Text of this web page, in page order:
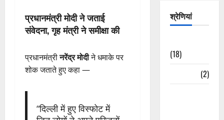
प्रधानमंत्री मोदी ने जताई
संवेदना, गृह मंत्री ने समीक्षा की
प्रधानमंत्रीनरेंद्र मोदीने धमाके पर
शोक जताते हुए कहा —
“दिल्ली में हुए विस्फोट में
श्रेणियां
(18)
(2)